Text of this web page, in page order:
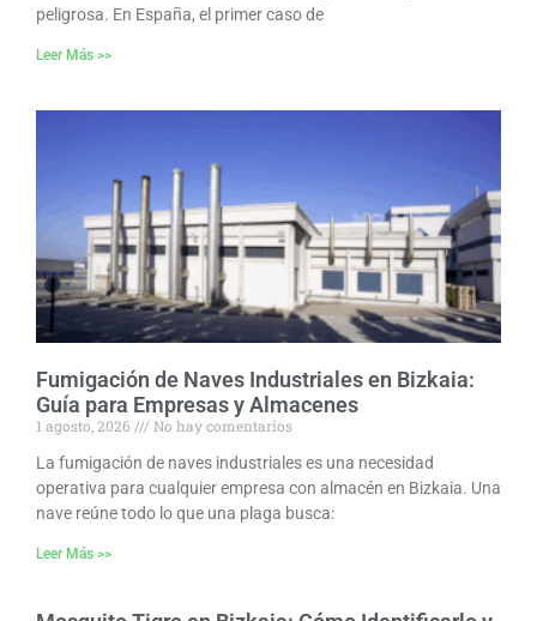
peligrosa. En España, el primer caso de
Leer Más >>
Fumigación de Naves Industriales en Bizkaia:
Guía para Empresas y Almacenes
1 agosto, 2026
No hay comentarios
La fumigación de naves industriales es una necesidad
operativa para cualquier empresa con almacén en Bizkaia. Una
nave reúne todo lo que una plaga busca:
Leer Más >>